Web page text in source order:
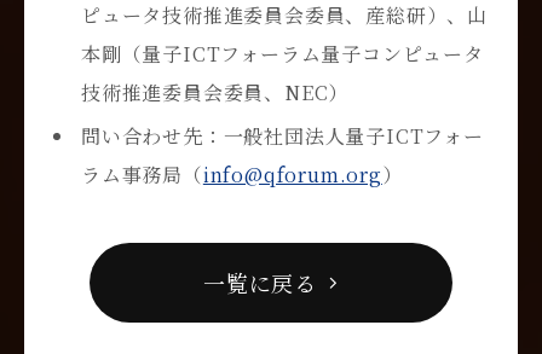
ピュータ技術推進委員会委員、産総研）、山
本剛（量子ICTフォーラム量子コンピュータ
技術推進委員会委員、 NEC）
問い合わせ先：一般社団法人量子ICTフォー
ラム事務局（info@qforum.org）
一覧に戻る